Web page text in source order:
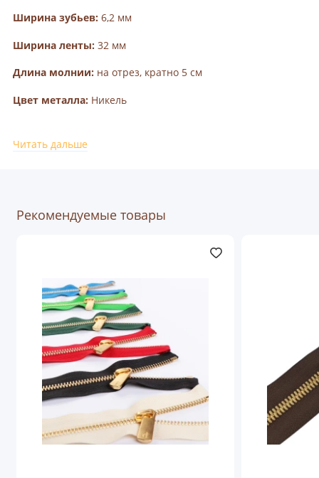
Ширина зубьев: 6,2 мм
Ширина ленты: 32 мм
Длина молнии: на отрез, кратно 5 см
Цвет металла: Никель
т.д.). Обратите внимание что бегунки и стопоры
Читать дальше
Рекомендуемые товары